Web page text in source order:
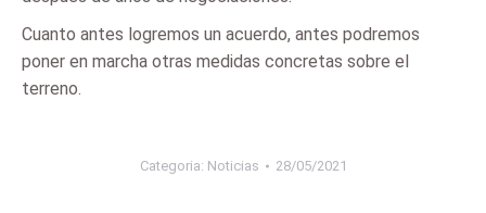
Cuanto antes logremos un acuerdo, antes podremos
poner en marcha otras medidas concretas sobre el
terreno.
Categoria: Noticias 28/05/2021